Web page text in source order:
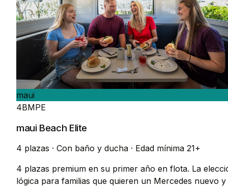
maui
4BMPE
maui Beach Elite
4 plazas · Con baño y ducha · Edad mínima 21+
4 plazas premium en su primer año en flota. La
lógica para familias que quieren un Mercedes nuevo y